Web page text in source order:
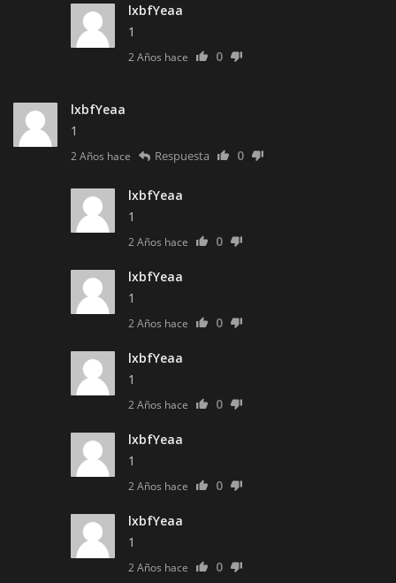
lxbfYeaa
1
2 Años hace 0
lxbfYeaa
1
2 Años hace Respuesta 0
lxbfYeaa
1
2 Años hace 0
lxbfYeaa
1
2 Años hace 0
lxbfYeaa
1
2 Años hace 0
lxbfYeaa
1
2 Años hace 0
lxbfYeaa
1
2 Años hace 0